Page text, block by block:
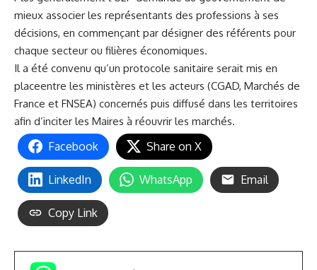
mieux associer les représentants des professions à ses
décisions, en commençant par désigner des référents pour
chaque secteur ou filières économiques.
Il a été convenu qu’un protocole sanitaire serait mis en
placeentre les ministères et les acteurs (CGAD, Marchés de
France et FNSEA) concernés puis diffusé dans les territoires
afin d’inciter les Maires à réouvrir les marchés.
Facebook Share on X
LinkedIn WhatsApp Email
Copy Link